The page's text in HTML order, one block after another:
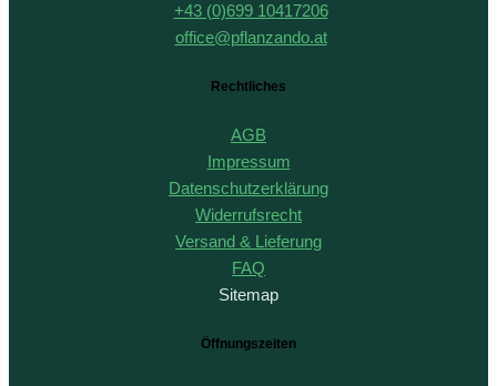
+43 (0)699 10417206
office@pflanzando.at
Rechtliches
AGB
Impressum
Datenschutzerklärung
Widerrufsrecht
Versand & Lieferung
FAQ
Sitemap
Öffnungszeiten